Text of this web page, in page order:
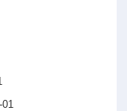
01
F-01